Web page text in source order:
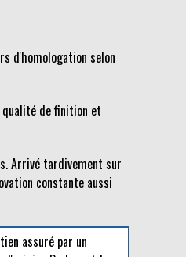
d'homologation selon
qualité de finition et
Arrivé tardivement sur
constante aussi
assuré par un